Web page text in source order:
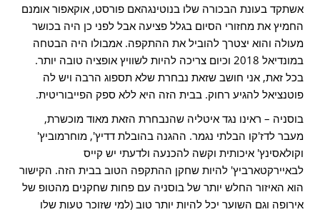
אשתקד בעונת הבכורה שלו בנוטינגהאם פורסט, אוקאפור אומנם
החמיץ את מחזורי הסיום בגלל פציעה אבל לפני כן היה בכושר
מעולה והוא יצטרך להוביל את ההתקפה. אמבולו היה הבטחה
במונדיאל 2018 וכיום צריכה להיות לשוויץ אופציה טובה יותר.
בכל זאת, אני חושב שזאת נבחרת שלא תספוג הרבה ויש לה
פוטנציאל להגיע רחוק. בבית הזה היא ללא ספק הפייבוריטית.
בוסניה – ראינו נגד איטליה שהנבחרת הזאת מאוד מוכשרת,
מעבר לדז'קו הבלתי נגמר. ההגנה בהובלת דדיץ', מוחרמוביץ'
וקולאסינץ' איכותית וקשה להכנעה ולדעתי יש קייס
לבאיירקטארביץ' להיות שחקן ההתקפה הטוב בבית הזה. הקישור
הוא האיזור החלש יותר של בוסניה עם פחות שחקנים מהטופ של
אירופה וגם השוער יכל להיות יותר טוב (למי שזוכר טעות שלו